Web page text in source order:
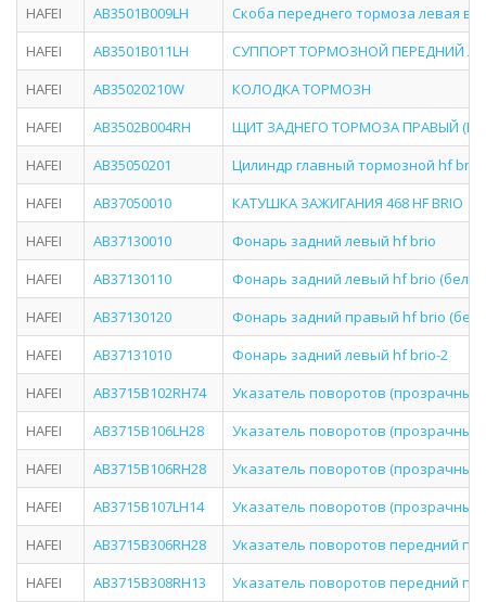
HAFEI
AB3501B009LH
Скоба переднего тормоза левая в
HAFEI
AB3501B011LH
СУППОРТ ТОРМОЗНОЙ ПЕРЕДНИЙ
HAFEI
AB35020210W
КОЛОДКА ТОРМОЗН
HAFEI
AB3502B004RH
ЩИТ ЗАДНЕГО ТОРМОЗА ПРАВЫЙ (БЕЗ
HAFEI
AB35050201
Цилиндр главный тормозной hf brio
HAFEI
AB37050010
КАТУШКА ЗАЖИГАНИЯ 468 HF BRIO
HAFEI
AB37130010
Фонарь задний левый hf brio
HAFEI
AB37130110
Фонарь задний левый hf brio
HAFEI
AB37130120
Фонарь задний правый hf brio
HAFEI
AB37131010
Фонарь задний левый hf brio-2
HAFEI
AB3715B102RH74
Указатель поворотов
HAFEI
AB3715B106LH28
Указатель поворотов
HAFEI
AB3715B106RH28
Указатель поворотов
HAFEI
AB3715B107LH14
Указатель поворотов
HAFEI
AB3715B306RH28
Указатель поворотов передний
HAFEI
AB3715B308RH13
Указатель поворотов передний